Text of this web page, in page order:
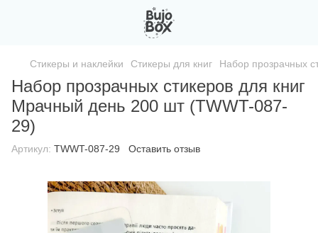
Стикеры и наклейки Стикеры для книг Набор прозрачных
Набор прозрачных стикеров для книг
Мрачный день 200 шт (TWWT-087-
29)
Артикул: TWWT-087-29 Оставить отзыв